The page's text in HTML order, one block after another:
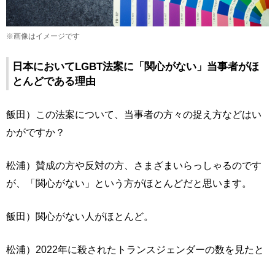
※画像はイメージです
日本においてLGBT法案に「関心がない」当事者がほ
とんどである理由
飯田）この法案について、当事者の方々の捉え方などはい
かがですか？
松浦）賛成の方や反対の方、さまざまいらっしゃるのです
が、「関心がない」という方がほとんどだと思います。
飯田）関心がない人がほとんど。
松浦）2022年に殺されたトランスジェンダーの数を見たと